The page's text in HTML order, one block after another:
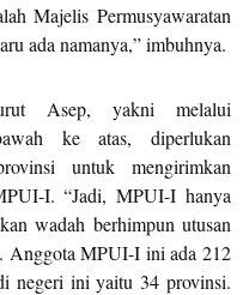
Majelis Permusyawaratan
ada namanya,” imbuhnya.
Asep, yakni melalui
ke atas, diperlukan
untuk mengirimkan
I. “Jadi, MPUI-I hanya
wadah berhimpun utusan
Anggota MPUI-I ini ada 212
negeri ini yaitu 34 provinsi.